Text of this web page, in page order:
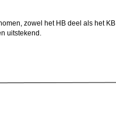
zowel het HB deel als het KB
uitstekend.